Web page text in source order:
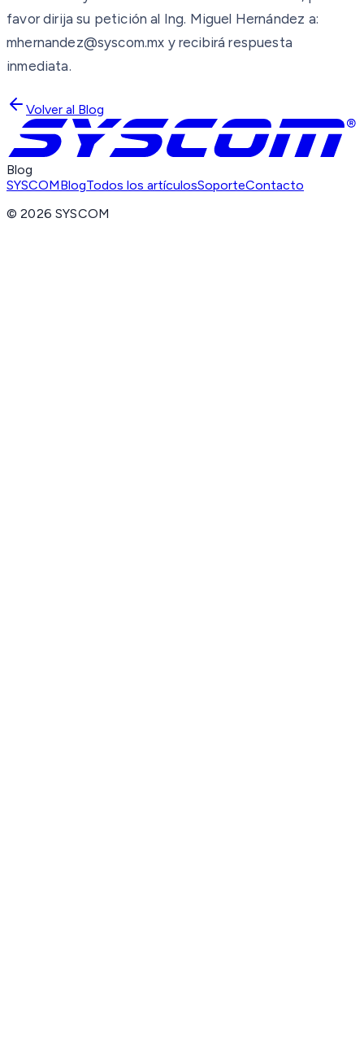
favor dirija su petición al Ing. Miguel Hernández a:
mhernandez@syscom.mx y recibirá respuesta
inmediata.
Volver al Blog
Blog
SYSCOMBlogTodos los artículosSoporteContacto
©2026 SYSCOM